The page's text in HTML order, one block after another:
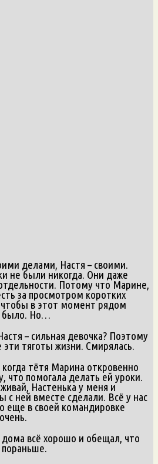
делами, Настя – своими.
не были никогда. Они даже
Потому что Марине,
за просмотром коротких
в этот момент рядом
было. Но…
– сильная девочка? Поэтому
эти тяготы жизни. Смирялась.
тётя Марина откровенно
что помогала делать ей уроки.
Настенька у меня и
с ней вместе сделали. Всё у нас
еще в своей командировке
всё хорошо и обещал, что
пораньше.